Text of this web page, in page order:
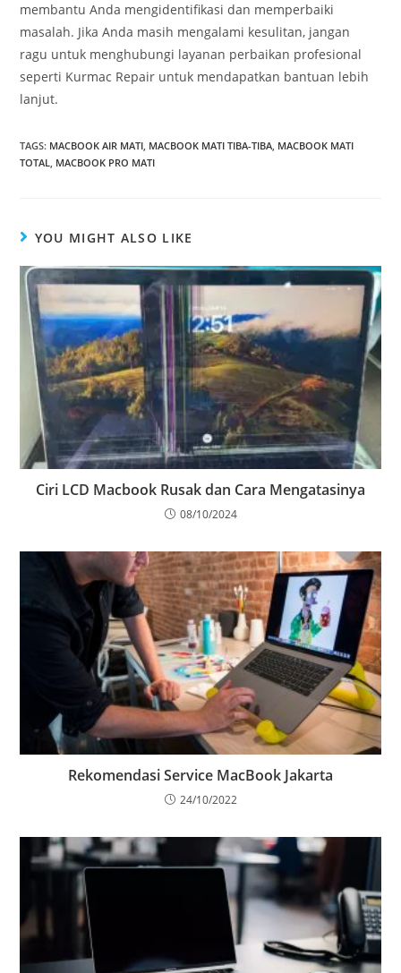
membantu Anda mengidentifikasi dan memperbaiki
masalah. Jika Anda masih mengalami kesulitan, jangan
ragu untuk menghubungi layanan perbaikan profesional
seperti Kurmac Repair untuk mendapatkan bantuan lebih
lanjut.
TAGS: MACBOOK AIR MATI MACBOOK MATI TIBA-TIBA MACBOOK MATI
TOTAL
MACBOOK PRO MATI
YOU MIGHT ALSO LIKE
Ciri LCD Macbook Rusak dan Cara Mengatasinya
08/10/2024
Rekomendasi Service MacBook Jakarta
24/10/2022